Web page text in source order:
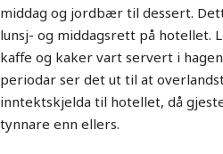
middag og jordbær til dessert.
lunsj- og middagsrett på hotellet.
kaffe og kaker vart servert i
periodar ser det ut til at
inntektskjelda til hotellet, då
tynnare enn ellers.